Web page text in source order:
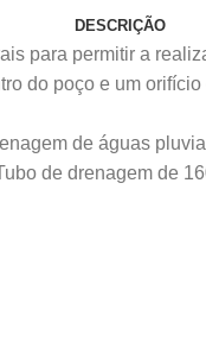
DESCRIÇÃO
para permitir a
do poço e um
de águas
de drenagem de